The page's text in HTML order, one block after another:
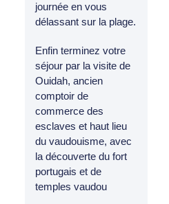
journée en vous
délassant sur la plage.
Enfin terminez votre
séjour par la visite de
Ouidah, ancien
comptoir de
commerce des
esclaves et haut lieu
du vaudouisme, avec
la découverte du fort
portugais et de
temples vaudou